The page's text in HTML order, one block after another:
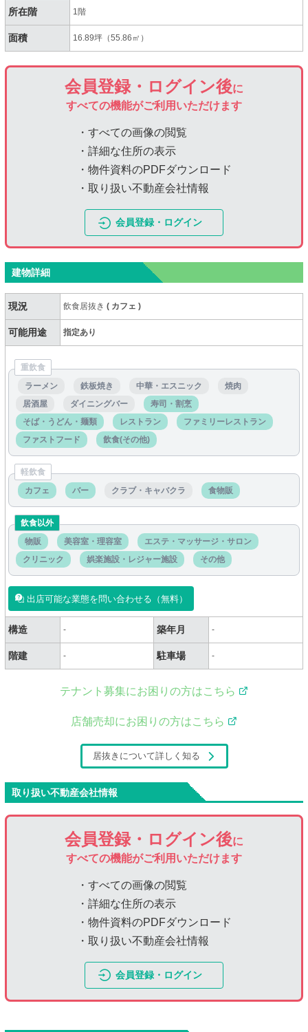
所在階 1階
面積 16.89坪（55.86㎡）
会員登録・ログイン後に
すべての機能がご利用いただけます
・すべての画像の閲覧
・詳細な住所の表示
・物件資料のPDFダウンロード
・取り扱い不動産会社情報
会員登録・ログイン
建物詳細
現況 飲食居抜き( カフェ)
可能用途 指定あり
重飲食
ラーメン
鉄板焼き 中華・エスニック
焼肉
居酒屋
ダイニングバー
寿司・割烹
そば・うどん・麺類
レストラン
ファミリーレストラン
ファストフード
飲食(その他)
軽飲食
カフェ
バー クラブ・キャバクラ 食物販
飲食以外
物販
美容室・理容室
エステ・マッサージ・サロン
クリニック
娯楽施設・レジャー施設 その他
出店可能な業態を問い合わせる（無料）
構造 - 築年月 -
階建 - 駐車場 -
テナント募集にお困りの方はこちら
店舗売却にお困りの方はこちら
居抜きについて詳しく知る
取り扱い不動産会社情報
会員登録・ログイン後に
すべての機能がご利用いただけます
・すべての画像の閲覧
・詳細な住所の表示
・物件資料のPDFダウンロード
・取り扱い不動産会社情報
会員登録・ログイン